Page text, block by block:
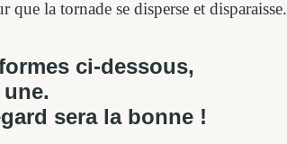
la tornade se disperse et disparaisse.
ci-dessous,
sera la bonne !